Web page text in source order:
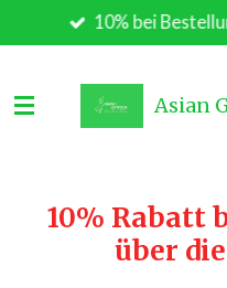
Hauptinhalt
10% bei
Asian
10% Rabatt
über